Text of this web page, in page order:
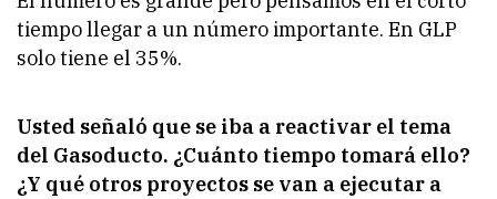
tiempo llegar a un número importante. En GLP
solo tiene el 35%.
Usted señaló que se iba a reactivar el tema
del Gasoducto. ¿Cuánto tiempo tomará ello?
¿Y qué otros proyectos se van a ejecutar a